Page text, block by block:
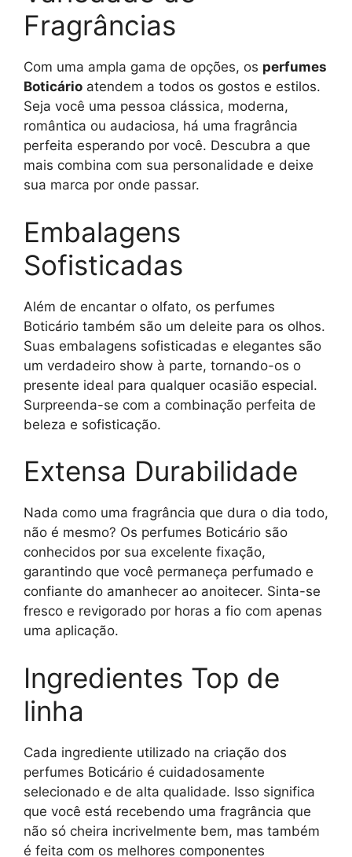
Fragrâncias
Com uma ampla gama de opções, os perfumes
Boticário atendem a todos os gostos e estilos.
Seja você uma pessoa clássica, moderna,
romântica ou audaciosa, há uma fragrância
perfeita esperando por você. Descubra a que
mais combina com sua personalidade e deixe
sua marca por onde passar.
Embalagens
Sofisticadas
Além de encantar o olfato, os perfumes
Boticário também são um deleite para os olhos.
Suas embalagens sofisticadas e elegantes são
um verdadeiro show à parte, tornando-os o
presente ideal para qualquer ocasião especial.
Surpreenda-se com a combinação perfeita de
beleza e sofisticação.
Extensa Durabilidade
Nada como uma fragrância que dura o dia todo,
não é mesmo? Os perfumes Boticário são
conhecidos por sua excelente fixação,
garantindo que você permaneça perfumado e
confiante do amanhecer ao anoitecer. Sinta-se
fresco e revigorado por horas a fio com apenas
uma aplicação.
Ingredientes Top de
linha
Cada ingrediente utilizado na criação dos
perfumes Boticário é cuidadosamente
selecionado e de alta qualidade. Isso significa
que você está recebendo uma fragrância que
não só cheira incrivelmente bem, mas também
é feita com os melhores componentes